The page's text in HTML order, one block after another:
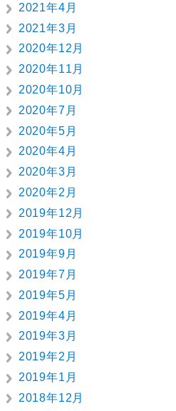
2021年4月
2021年3月
2020年12月
2020年11月
2020年10月
2020年7月
2020年5月
2020年4月
2020年3月
2020年2月
2019年12月
2019年10月
2019年9月
2019年7月
2019年5月
2019年4月
2019年3月
2019年2月
2019年1月
2018年12月